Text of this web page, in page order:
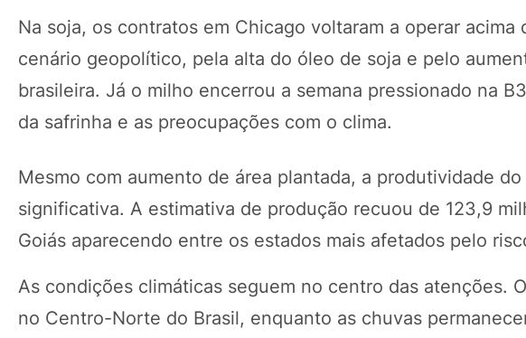
Na soja, os contratos em Chicago voltaram a operar
cenário geopolítico, pela alta do óleo de soja e pelo
brasileira. Já o milho encerrou a semana pressionado na
da safrinha e as preocupações com o clima.
Mesmo com aumento de área plantada, a produtividade
significativa. A estimativa de produção recuou de 123,9
Goiás aparecendo entre os estados mais afetados pelo
As condições climáticas seguem no centro das atenções.
no Centro-Norte do Brasil, enquanto as chuvas